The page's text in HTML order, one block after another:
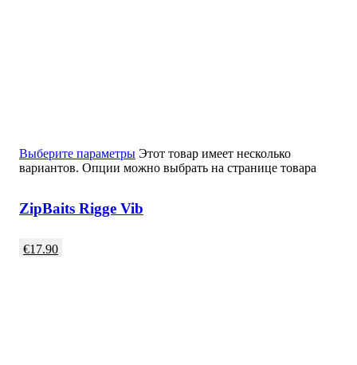
Выберите параметры Этот товар имеет несколько
вариантов. Опции можно выбрать на странице товара
ZipBaits Rigge Vib
€17.90